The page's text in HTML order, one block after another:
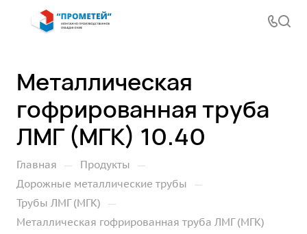
Металлическая
гофрированная труба
ЛМГ (МГК) 10.40
Главная — Продукты —
Дорожные металлические трубы —
Трубы ЛМГ (МГК) —
Металлическая гофрированная труба ЛМГ (МГК)